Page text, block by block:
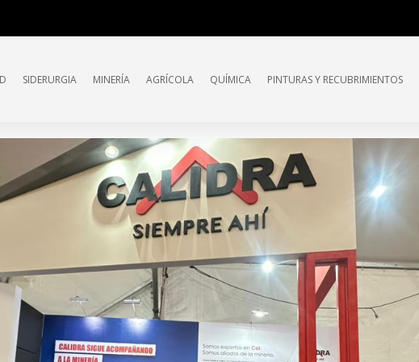
SIDERURGIA MINERÍA AGRÍCOLA QUÍMICA PINTURAS Y RECUBRIMIENTOS